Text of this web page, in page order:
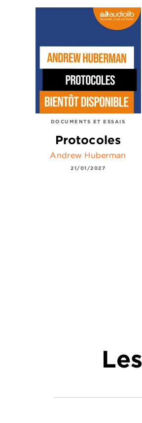
DOCUMENTS ET ESSAIS
Protocoles
Andrew Huberman
21/01/2027